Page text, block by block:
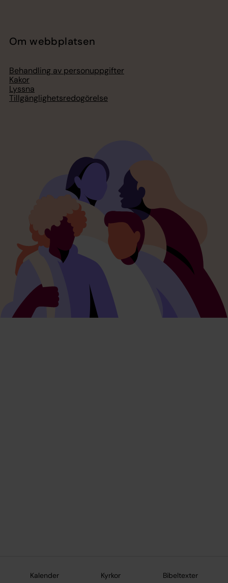
Kalender Kyrkor Bibeltexter
Om webbplatsen
Behandling av personuppgifter
Kakor
Lyssna
Tillgänglighetsredogörelse